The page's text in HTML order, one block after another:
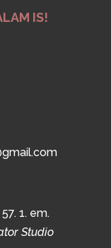
IS!
1. em.
Studio